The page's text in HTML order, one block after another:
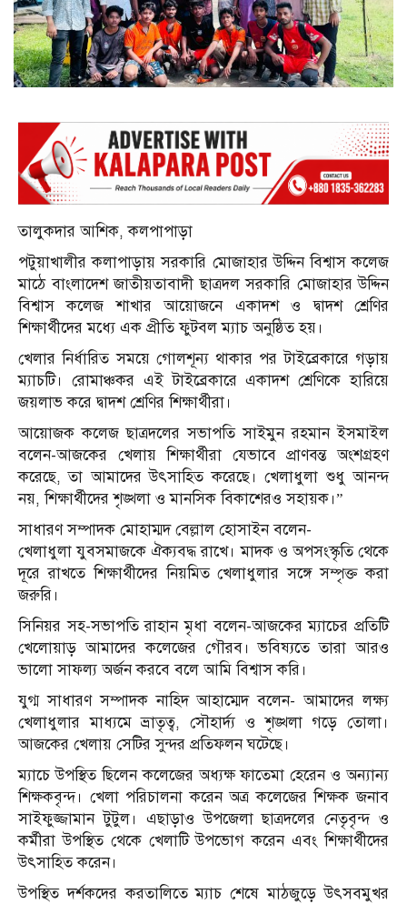
তালুকদার আশিক, কলপাপাড়া
পটুয়াখালীর কলাপাড়ায় সরকারি মোজাহার উদ্দিন বিশ্বাস কলেজ
মাঠে বাংলাদেশ জাতীয়তাবাদী ছাত্রদল সরকারি মোজাহার উদ্দিন
বিশ্বাস কলেজ শাখার আয়োজনে একাদশ ও দ্বাদশ শ্রেণির
শিক্ষার্থীদের মধ্যে এক প্রীতি ফুটবল ম্যাচ অনুষ্ঠিত হয়।
খেলার নির্ধারিত সময়ে গোলশূন্য থাকার পর টাইব্রেকারে গড়ায়
ম্যাচটি। রোমাঞ্চকর এই টাইব্রেকারে একাদশ শ্রেণিকে হারিয়ে
জয়লাভ করে দ্বাদশ শ্রেণির শিক্ষার্থীরা।
আয়োজক কলেজ ছাত্রদলের সভাপতি সাইমুন রহমান ইসমাইল
বলেন-আজকের খেলায় শিক্ষার্থীরা যেভাবে প্রাণবন্ত অংশগ্রহণ
করেছে, তা আমাদের উৎসাহিত করেছে। খেলাধুলা শুধু আনন্দ
নয়, শিক্ষার্থীদের শৃঙ্খলা ও মানসিক বিকাশেরও সহায়ক।”
সাধারণ সম্পাদক মোহাম্মদ বেল্লাল হোসাইন বলেন-
খেলাধুলা যুবসমাজকে ঐক্যবদ্ধ রাখে। মাদক ও অপসংস্কৃতি থেকে
দূরে রাখতে শিক্ষার্থীদের নিয়মিত খেলাধুলার সঙ্গে সম্পৃক্ত করা
জরুরি।
সিনিয়র সহ-সভাপতি রাহান মৃধা বলেন-আজকের ম্যাচের প্রতিটি
খেলোয়াড় আমাদের কলেজের গৌরব। ভবিষ্যতে তারা আরও
ভালো সাফল্য অর্জন করবে বলে আমি বিশ্বাস করি।
যুগ্ম সাধারণ সম্পাদক নাহিদ আহাম্মেদ বলেন- আমাদের লক্ষ্য
খেলাধুলার মাধ্যমে ভ্রাতৃত্ব, সৌহার্দ্য ও শৃঙ্খলা গড়ে তোলা।
আজকের খেলায় সেটির সুন্দর প্রতিফলন ঘটেছে।
ম্যাচে উপস্থিত ছিলেন কলেজের অধ্যক্ষ ফাতেমা হেরেন ও অন্যান্য
শিক্ষকবৃন্দ। খেলা পরিচালনা করেন অত্র কলেজের শিক্ষক জনাব
সাইফুজ্জামান টুটুল। এছাড়াও উপজেলা ছাত্রদলের নেতৃবৃন্দ ও
কর্মীরা উপস্থিত থেকে খেলাটি উপভোগ করেন এবং শিক্ষার্থীদের
উৎসাহিত করেন।
উপস্থিত দর্শকদের করতালিতে ম্যাচ শেষে মাঠজুড়ে উৎসবমুখর